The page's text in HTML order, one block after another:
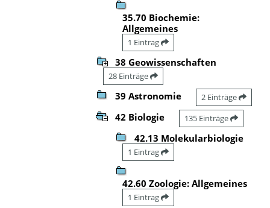
35.70 Biochemie:
Allgemeines
1 Eintrag
38 Geowissenschaften
28 Einträge
39 Astronomie 2 Einträge
42 Biologie 135 Einträge
42.13 Molekularbiologie
1 Eintrag
42.60 Zoologie: Allgemeines
1 Eintrag